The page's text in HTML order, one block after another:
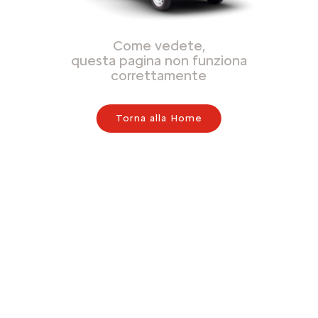
Come vedete,
questa pagina non funziona
correttamente
Torna alla Home